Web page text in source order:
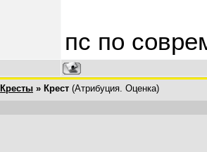
пс по
Кресты » Крест (Атрибуция. Оценка)